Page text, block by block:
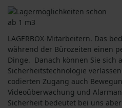
LAGERBOX-Mitarbeitern. Das
während der Bürozeiten einen
Dinge. Danach können Sie sich
Sicherheitstechnologie
codierten Zugang auch
Videoüberwachung und
Sicherheit bedeutet bei uns